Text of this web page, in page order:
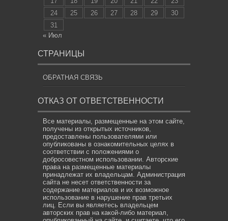
24
25 26 27 28 29
30
31
« Июл
СТРАНИЦЫ
ОБРАТНАЯ СВЯЗЬ
ОТКАЗ ОТ ОТВЕТСТВЕННОСТИ
Все материалы, размещенные на этом сайте,
получены из открытых источников,
предоставлены пользователями или
опубликованы в ознакомительных целях в
соответствии с положениями о
добросовестном использовании. Авторские
права на размещенные материалы
принадлежат их владельцам. Администрация
сайта не несет ответственности за
содержание материалов и их возможное
использование в нарушение прав третьих
лиц. Если вы являетесь владельцем
авторских прав на какой-либо материал,